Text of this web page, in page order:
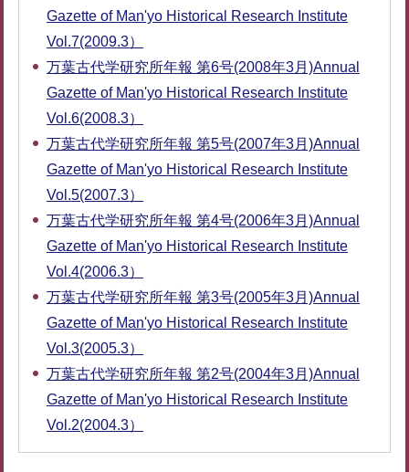
Gazette of Man'yo Historical Research Institute
Vol.7(2009.3）
万葉古代学研究所年報 第6号(2008年3月)Annual
Gazette of Man'yo Historical Research Institute
Vol.6(2008.3）
万葉古代学研究所年報 第5号(2007年3月)Annual
Gazette of Man'yo Historical Research Institute
Vol.5(2007.3）
万葉古代学研究所年報 第4号(2006年3月)Annual
Gazette of Man'yo Historical Research Institute
Vol.4(2006.3）
万葉古代学研究所年報 第3号(2005年3月)Annual
Gazette of Man'yo Historical Research Institute
Vol.3(2005.3）
万葉古代学研究所年報 第2号(2004年3月)Annual
Gazette of Man'yo Historical Research Institute
Vol.2(2004.3）